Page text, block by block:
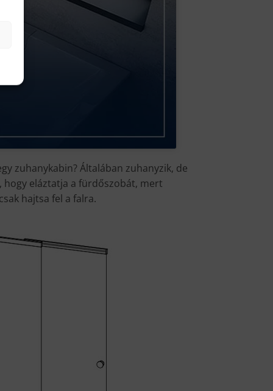
zuhanykabin? Általában zuhanyzik, de
hogy eláztatja a fürdőszobát, mert
hajtsa fel a falra.